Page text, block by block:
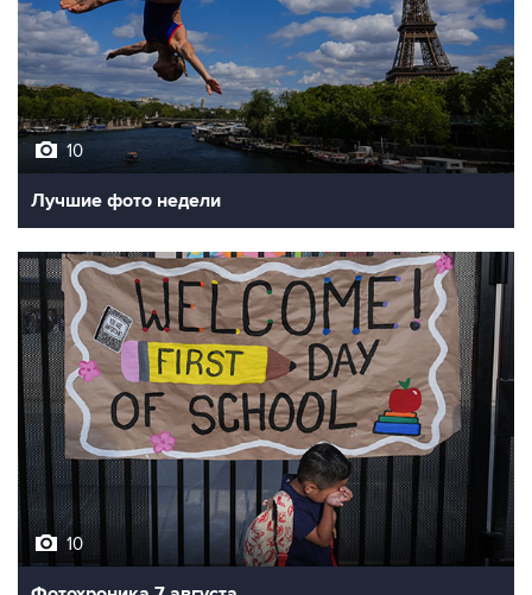
10
Лучшие фото недели
10